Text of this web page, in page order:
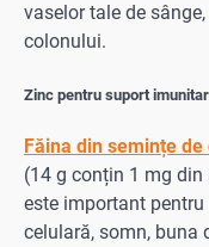
vaselor tale de
colonului.
Zinc pentru suport imunitar
Făina din semințe de
(14 g conțin 1 mg
este important
celulară, somn, buna